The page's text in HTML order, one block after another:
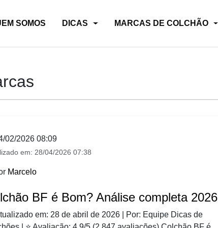
SOMOS DICAS MARCAS DE COLCHÃO
02/2026 08:09
em: 28/04/2026 07:38
Marcelo
BF é Bom? Análise completa 2026
em: 28 de abril de 2026 | Por: Equipe Dicas de